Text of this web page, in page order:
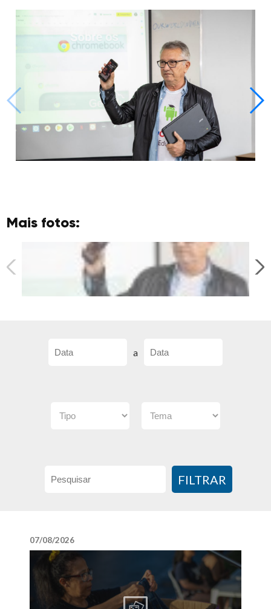
Mais fotos:
a
FILTRAR
07/08/2026